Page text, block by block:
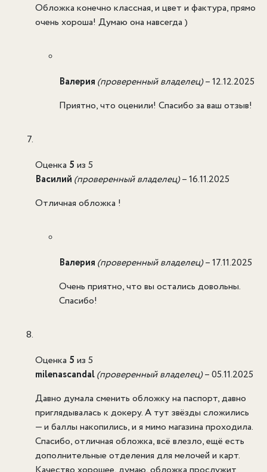
Обложка конечно классная, и цвет и фактура, прямо
очень хороша! Думаю она навсегда )
Валерия (проверенный владелец)–12.12.2025
Приятно, что оценили! Спасибо за ваш отзыв!
Оценка 5 из 5
Василий (проверенный владелец)–16.11.2025
Отличная обложка !
Валерия (проверенный владелец)–17.11.2025
Очень приятно, что вы остались довольны.
Спасибо!
Оценка 5 из 5
milenascandal(проверенный владелец)–05.11.2025
Давно думала сменить обложку на паспорт, давно
приглядывалась к докеру. А тут звёзды сложились
— и баллы накопились, и я мимо магазина проходила.
Спасибо, отличная обложка, всё влезло, ещё есть
дополнительные отделения для мелочей и карт.